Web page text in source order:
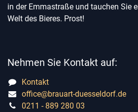
in der Emmastraße und tauchen Sie
Welt des Bieres. Prost!
Nehmen Sie Kontakt auf:
Kontakt
office@brauart-duesseldorf.de
0211 - 889 280 03